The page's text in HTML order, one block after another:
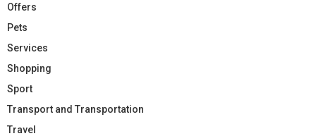
Offers
Pets
Services
Shopping
Sport
Transport and Transportation
Travel